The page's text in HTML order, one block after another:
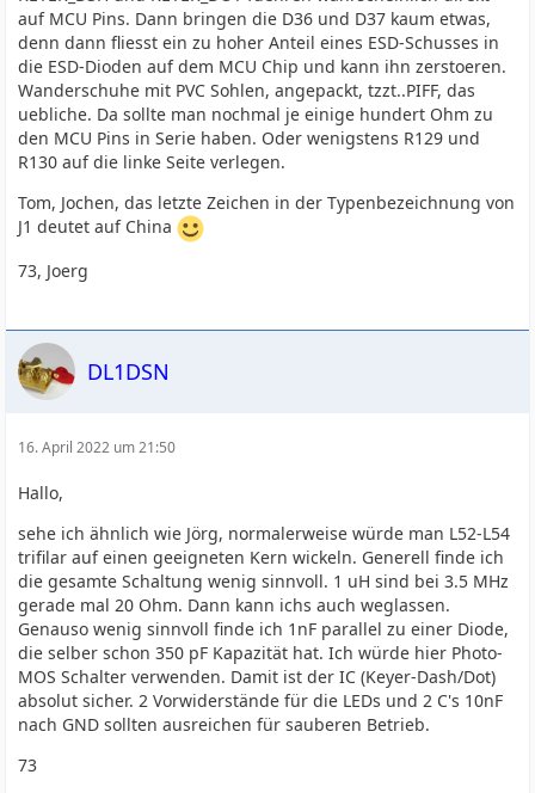
auf MCU Pins. Dann bringen die D36 und D37 kaum etwas,
denn dann fliesst ein zu hoher Anteil eines ESD-Schusses in
die ESD-Dioden auf dem MCU Chip und kann ihn zerstoeren.
Wanderschuhe mit PVC Sohlen, angepackt, tzzt..PIFF, das
uebliche. Da sollte man nochmal je einige hundert Ohm zu
den MCU Pins in Serie haben. Oder wenigstens R129 und
R130 auf die linke Seite verlegen.
Tom, Jochen, das letzte Zeichen in der Typenbezeichnung von
J1 deutet auf China
73, Joerg
DL1DSN
16. April 2022 um 21:50
Hallo,
sehe ich ähnlich wie Jörg, normalerweise würde man L52-L54
trifilar auf einen geeigneten Kern wickeln. Generell finde ich
die gesamte Schaltung wenig sinnvoll. 1 uH sind bei 3.5 MHz
gerade mal 20 Ohm. Dann kann ichs auch weglassen.
Genauso wenig sinnvoll finde ich 1nF parallel zu einer Diode,
die selber schon 350 pF Kapazität hat. Ich würde hier Photo-
MOS Schalter verwenden. Damit ist der IC (Keyer-Dash/Dot)
absolut sicher. 2 Vorwiderstände für die LEDs und 2 C's 10nF
nach GND sollten ausreichen für sauberen Betrieb.
73